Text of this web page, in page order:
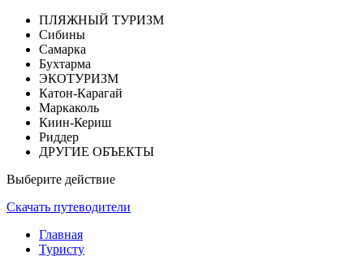
ПЛЯЖНЫЙ ТУРИЗМ
Сибины
Самарка
Бухтарма
ЭКОТУРИЗМ
Катон-Карагай
Маркаколь
Киин-Кериш
Риддер
ДРУГИЕ ОБЪЕКТЫ
Выберите действие
Скачать путеводители
Главная
Туристу